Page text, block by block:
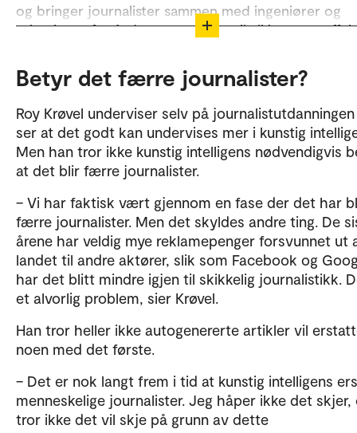
og bringer journalister sammen med ingeniører og
teknologer for å gjøre gravejournalistikken mer
Betyr det færre journalister?
Roy Krøvel underviser selv på
ser at det godt kan undervises mer i kunstig
Men han tror ikke kunstig intelligens nødvendigvis
at det blir færre journalister.
– Vi har faktisk vært gjennom en fase der det har
færre journalister. Men det skyldes andre ting. De
årene har veldig mye reklamepenger forsvunnet ut
landet til andre aktører, slik som Facebook og
har det blitt mindre igjen til skikkelig journalistikk.
et alvorlig problem, sier Krøvel.
Han tror heller ikke autogenererte artikler vil
noen med det første.
– Det er nok langt frem i tid at kunstig intelligens
menneskelige journalister. Jeg håper ikke det skjer,
tror ikke det vil skje på grunn av dette